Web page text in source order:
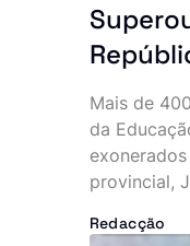
no Uíge
Mais de
da
provincial,
sempre na
Redacção